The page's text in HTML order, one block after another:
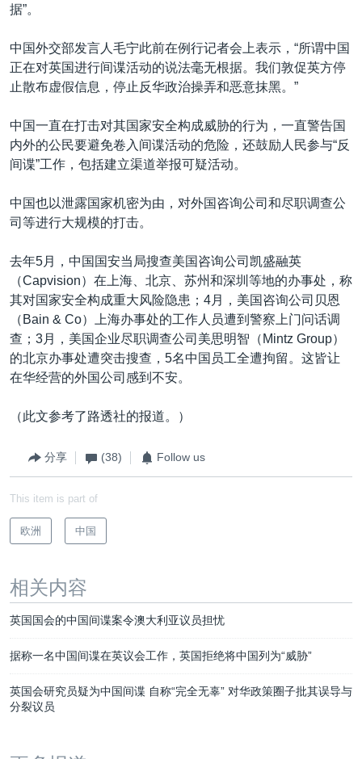
据”。
中国外交部发言人毛宁此前在例行记者会上表示，“所谓中国
正在对英国进行间谍活动的说法毫无根据。我们敦促英方停
止散布虚假信息，停止反华政治操弄和恶意抹黑。”
中国一直在打击对其国家安全构成威胁的行为，一直警告国
内外的公民要避免卷入间谍活动的危险，还鼓励人民参与“反
间谍”工作，包括建立渠道举报可疑活动。
中国也以泄露国家机密为由，对外国咨询公司和尽职调查公
司等进行大规模的打击。
去年5月，中国国安当局搜查美国咨询公司凯盛融英
（Capvision）在上海、北京、苏州和深圳等地的办事处，称
其对国家安全构成重大风险隐患；4月，美国咨询公司贝恩
（Bain & Co）上海办事处的工作人员遭到警察上门问话调
查；3月，美国企业尽职调查公司美思明智（Mintz Group）
的北京办事处遭突击搜查，5名中国员工全遭拘留。这皆让
在华经营的外国公司感到不安。
（此文参考了路透社的报道。）
分享 (38) Follow us
This item is part of
欧洲 中国
相关内容
英国国会的中国间谍案令澳大利亚议员担忧
据称一名中国间谍在英议会工作，英国拒绝将中国列为“威胁”
英国会研究员疑为中国间谍 自称“完全无辜” 对华政策圈子批其误导与
分裂议员